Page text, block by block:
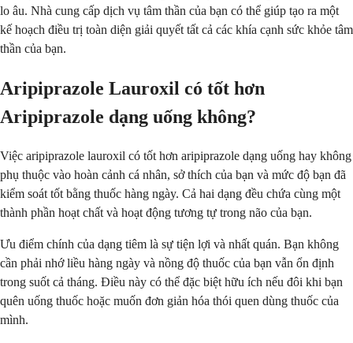
lo âu. Nhà cung cấp dịch vụ tâm thần của bạn có thể giúp tạo ra một
kế hoạch điều trị toàn diện giải quyết tất cả các khía cạnh sức khỏe tâm
thần của bạn.
Aripiprazole Lauroxil có tốt hơn
Aripiprazole dạng uống không?
Việc aripiprazole lauroxil có tốt hơn aripiprazole dạng uống hay không
phụ thuộc vào hoàn cảnh cá nhân, sở thích của bạn và mức độ bạn đã
kiểm soát tốt bằng thuốc hàng ngày. Cả hai dạng đều chứa cùng một
thành phần hoạt chất và hoạt động tương tự trong não của bạn.
Ưu điểm chính của dạng tiêm là sự tiện lợi và nhất quán. Bạn không
cần phải nhớ liều hàng ngày và nồng độ thuốc của bạn vẫn ổn định
trong suốt cả tháng. Điều này có thể đặc biệt hữu ích nếu đôi khi bạn
quên uống thuốc hoặc muốn đơn giản hóa thói quen dùng thuốc của
mình.